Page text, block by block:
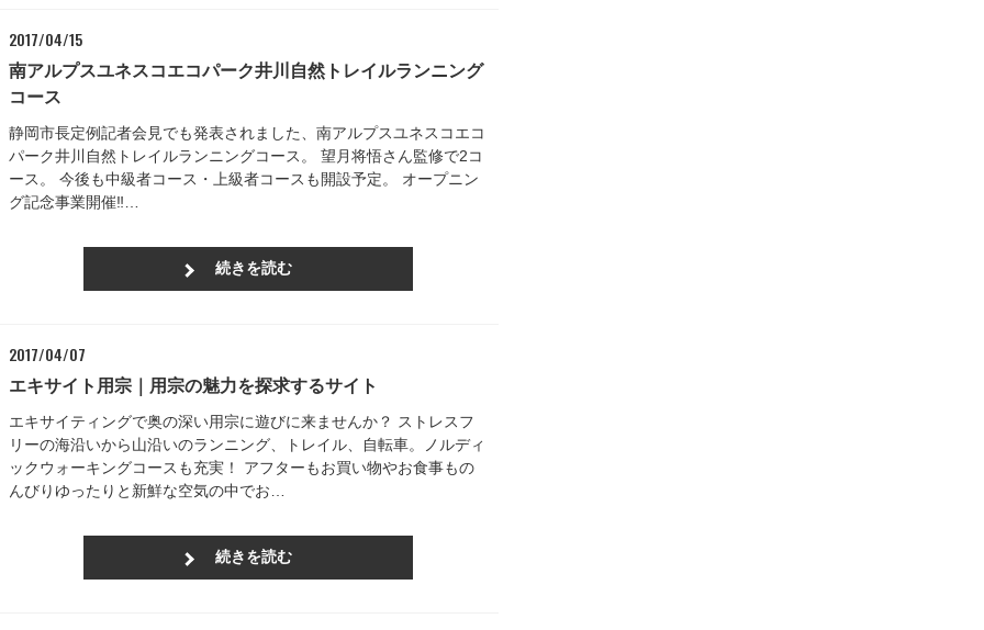
2017/04/15
南アルプスユネスコエコパーク井川自然トレイルランニング
コース
静岡市長定例記者会見でも発表されました、南アルプスユネスコエコ
パーク井川自然トレイルランニングコース。 望月将悟さん監修で2コ
ース。 今後も中級者コース・上級者コースも開設予定。 オープニン
グ記念事業開催‼…
続きを読む
2017/04/07
エキサイト用宗｜用宗の魅力を探求するサイト
エキサイティングで奥の深い用宗に遊びに来ませんか？ ストレスフ
リーの海沿いから山沿いのランニング、トレイル、自転車。ノルディ
ックウォーキングコースも充実！ アフターもお買い物やお食事もの
んびりゆったりと新鮮な空気の中でお…
続きを読む